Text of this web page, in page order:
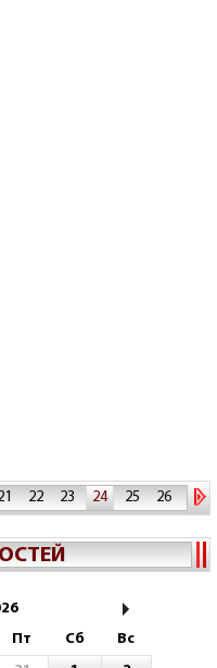
22 23 24 25
26
Пт Сб
Вс